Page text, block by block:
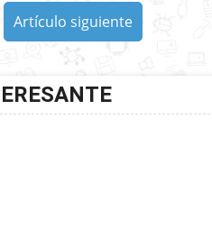
Artículo siguiente